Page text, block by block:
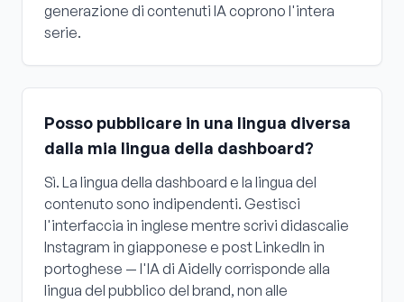
generazione di contenuti IA coprono l'intera
serie.
Posso pubblicare in una lingua diversa
dalla mia lingua della dashboard?
Sì. La lingua della dashboard e la lingua del
contenuto sono indipendenti. Gestisci
l'interfaccia in inglese mentre scrivi didascalie
Instagram in giapponese e post LinkedIn in
portoghese — l'IA di Aidelly corrisponde alla
lingua del pubblico del brand, non alle